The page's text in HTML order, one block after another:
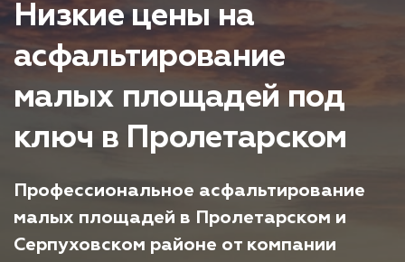
Низкие цены на
асфальтирование
малых площадей под
ключ в Пролетарском
Профессиональное асфальтирование
малых площадей в Пролетарском и
Серпуховском районе от компании